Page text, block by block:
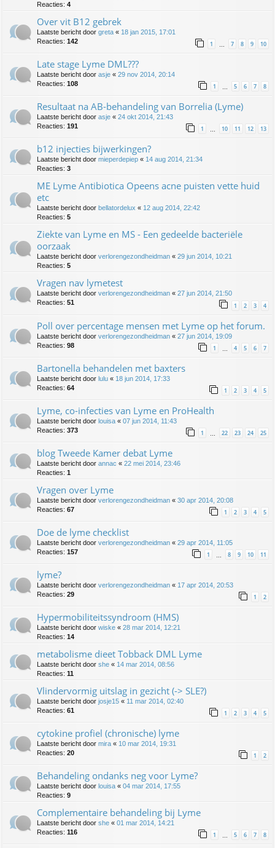
Reacties: 4
Over vit B12 gebrek
Laatste bericht door greta « 18 jan 2015, 17:01
Reacties: 142 1 … 7 8 9 10
Late stage Lyme DML???
Laatste bericht door asje « 29 nov 2014, 20:14
Reacties: 108 1 … 5 6 7 8
Resultaat na AB-behandeling van Borrelia (Lyme)
Laatste bericht door asje « 24 okt 2014, 21:43
Reacties: 191 1 … 10 11 12 13
b12 injecties bijwerkingen?
Laatste bericht door mieperdepiep « 14 aug 2014, 21:34
Reacties: 3
ME Lyme Antibiotica Opeens acne puisten vette huid
etc
Laatste bericht door bellatordelux « 12 aug 2014, 22:42
Reacties: 5
Ziekte van Lyme en MS - Een gedeelde bacteriële
oorzaak
Laatste bericht door verlorengezondheidman « 29 jun 2014, 10:21
Reacties: 5
Vragen nav lymetest
Laatste bericht door verlorengezondheidman « 27 jun 2014, 21:50
Reacties: 51 1 2 3 4
Poll over percentage mensen met Lyme op het forum.
Laatste bericht door verlorengezondheidman « 27 jun 2014, 19:09
Reacties: 98 1 4 5 6 7
Bartonella behandelen met baxters
Laatste bericht door lulu « 18 jun 2014, 17:33
Reacties: 64 1 2 3 4 5
Lyme, co-infecties van Lyme en ProHealth
Laatste bericht door louisa « 07 jun 2014, 11:43
Reacties: 373 1 22 23 24 25
blog Tweede Kamer debat Lyme
Laatste bericht door annac « 22 mei 2014, 23:46
Reacties: 1
Vragen over Lyme
Laatste bericht door verlorengezondheidman « 30 apr 2014, 20:08
Reacties: 67 1 2 3 4 5
Doe de lyme checklist
Laatste bericht door verlorengezondheidman « 29 apr 2014, 11:05
Reacties: 157 1 8 9 10 11
lyme?
Laatste bericht door verlorengezondheidman « 17 apr 2014, 20:53
Reacties: 29 1 2
Hypermobiliteitssyndroom (HMS)
Laatste bericht door wiske « 28 mar 2014, 12:21
Reacties: 14
metabolisme dieet Tobback DML Lyme
Laatste bericht door she « 14 mar 2014, 08:56
Reacties: 11
Vlindervormig uitslag in gezicht (-> SLE?)
Laatste bericht door josje15 « 11 mar 2014, 02:40
Reacties: 61 1 2 3 4 5
cytokine profiel (chronische) lyme
Laatste bericht door mira « 10 mar 2014, 19:31
Reacties: 20 1 2
Behandeling ondanks neg voor Lyme?
Laatste bericht door louisa « 04 mar 2014, 17:55
Reacties: 9
Complementaire behandeling bij Lyme
Laatste bericht door she « 01 mar 2014, 14:21
Reacties: 116 1 … 5 6 7 8